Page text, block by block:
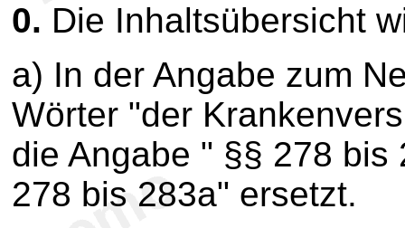
0. Die Inhaltsübersicht
a) In der Angabe zum
Wörter "der
die Angabe " §§ 278
278 bis 283a" ersetzt.